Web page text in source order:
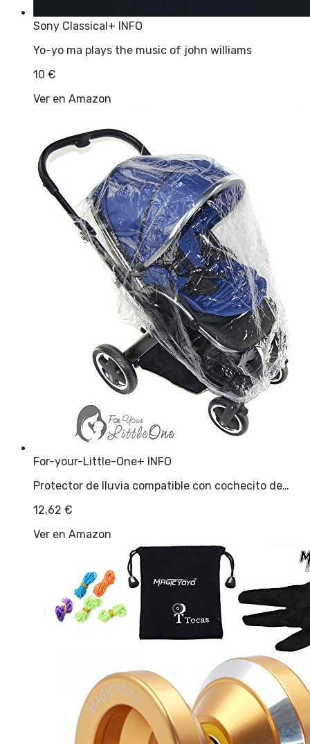
Sony Classical+ INFO
Yo-yo ma plays the music of john williams
10 €
Ver en Amazon
For-your-Little-One+ INFO
Protector de lluvia compatible con cochecito de…
12,62 €
Ver en Amazon